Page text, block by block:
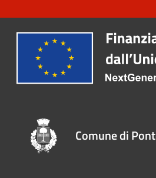
Comune di